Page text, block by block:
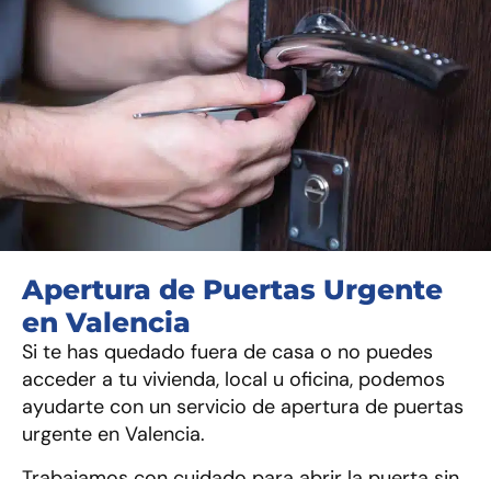
Apertura de Puertas Urgente
en Valencia
Si te has quedado fuera de casa o no puedes
acceder a tu vivienda, local u oficina, podemos
ayudarte con un servicio de apertura de puertas
urgente en Valencia.